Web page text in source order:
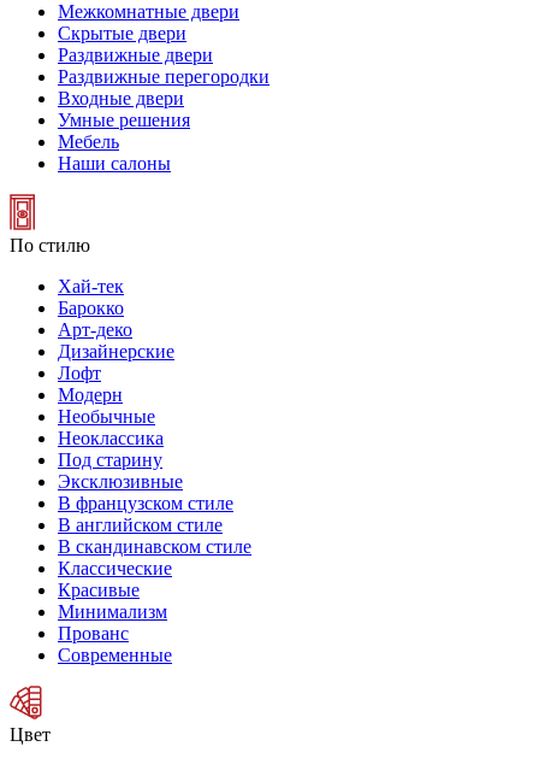
Межкомнатные двери
Скрытые двери
Раздвижные двери
Раздвижные перегородки
Входные двери
Умные решения
Мебель
Наши салоны
По стилю
Хай-тек
Барокко
Арт-деко
Дизайнерские
Лофт
Модерн
Необычные
Неоклассика
Под старину
Эксклюзивные
В французском стиле
В английском стиле
В скандинавском стиле
Классические
Красивые
Минимализм
Прованс
Современные
Цвет